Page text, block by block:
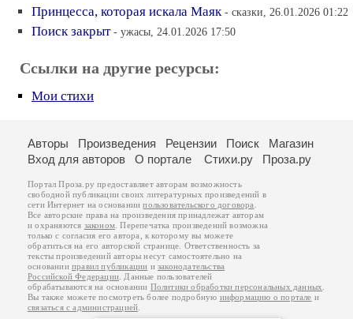
Принцесса, которая искала Маяк - сказки, 26.01.2026 01:22
Поиск закрыт - ужасы, 24.01.2026 17:50
Ссылки на другие ресурсы:
Мои стихи
Авторы Произведения Рецензии Поиск
Магазин
Вход для авторов
О портале Стихи.ру Проза.ру
Портал Проза.ру предоставляет авторам возможность
свободной публикации своих литературных произведений в
сети Интернет на основаниипользовательского договора
Все авторские права на произведения принадлежат авторам
и охраняются законом . Перепечатка произведений возможна
только с согласия его автора, к которому вы можете
обратиться на его авторской странице. Ответственность за
тексты произведений авторы несут самостоятельно на
основанииправил публикации изаконодательства
Российской Федерации . Данные пользователей
обрабатываются на основании Политики обработки персональных данных
Вы также можете посмотреть более подробную информацию о портале и
связаться с администрацией